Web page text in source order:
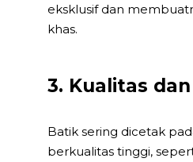
eksklusif dan
khas.
3. Kualitas
Batik sering dicetak
berkualitas tinggi,